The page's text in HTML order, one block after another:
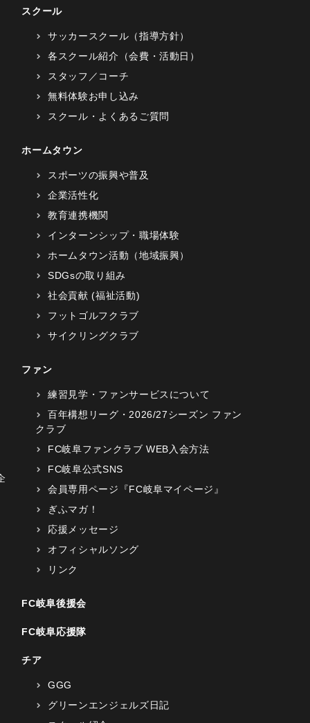
スクール
サッカースクール（指導方針）
各スクール紹介（会費・活動日）
スタッフ／コーチ
無料体験お申し込み
スクール・よくあるご質問
ホームタウン
スポーツの振興や普及
企業活性化
教育連携機関
インターンシップ・職場体験
ホームタウン活動（地域振興）
SDGsの取り組み
社会貢献 (福祉活動)
フットゴルフクラブ
サイクリングクラブ
ファン
練習見学・ファンサービスについて
百年構想リーグ・2026/27シーズン ファン
クラブ
FC岐阜ファンクラブ WEB入会方法
FC岐阜公式SNS
会員専用ページ『FC岐阜マイページ』
ぎふマガ！
応援メッセージ
オフィシャルソング
リンク
FC岐阜後援会
FC岐阜応援隊
チア
GGG
グリーンエンジェルズ日記